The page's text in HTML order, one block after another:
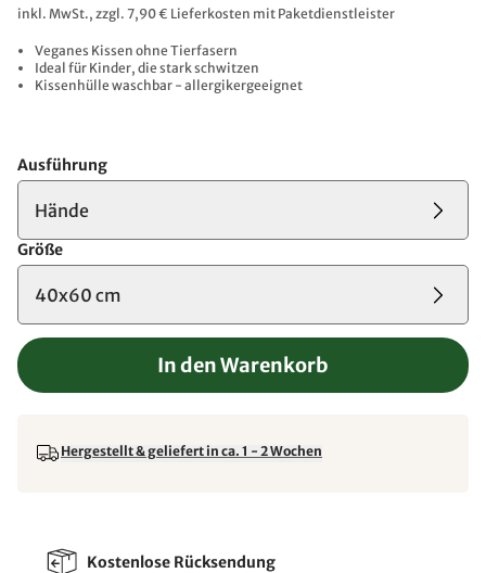
inkl. MwSt., zzgl. 7,90 € Lieferkosten mit Paketdienstleister
Veganes Kissen ohne Tierfasern
Ideal für Kinder, die stark schwitzen
Kissenhülle waschbar - allergikergeeignet
Ausführung
Hände
Größe
40x60 cm
In den Warenkorb
Hergestellt & geliefert in ca. 1 - 2 Wochen
Kostenlose Rücksendung